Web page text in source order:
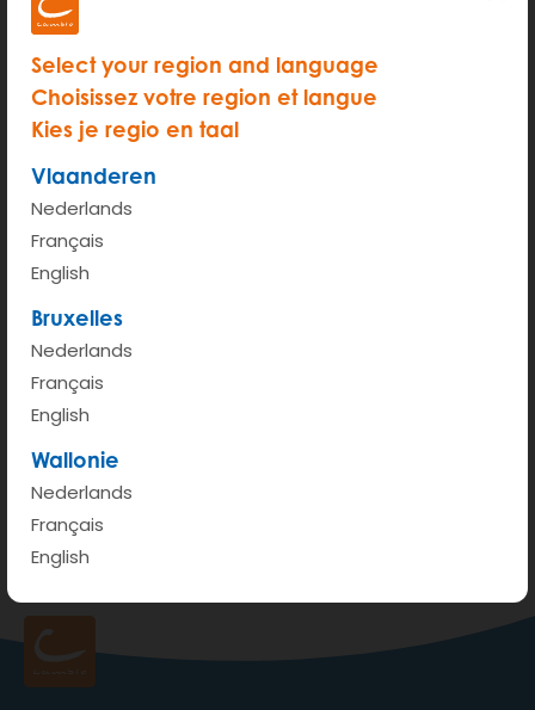
Select your region and language
Choisissez votre region et langue
Kies je regio en taal
Vlaanderen
Nederlands
Français
English
Bruxelles
Nederlands
Français
English
Wallonie
Nederlands
Français
English
Krijg je de laadkabel niet los? Druk dan op het
Als je ready ziet verschijnen, staat de wagen aan
en kan je vertrekken. Zet de wagen zeker uit op
je tussenstop.
Krijg je de laadkabel niet in het stopcontact van
de wagen? Druk dan op het ontgrendelknopje
naast het stuur en duw de laadkabel goed in de
wagen.
Check zeker op het dashboard van de wagen of
de wagen aan het laden is vooraleer je de wagen
afsluit. Als je de resterende laadtijd ziet, dan is de
wagen effectief aan het laden.